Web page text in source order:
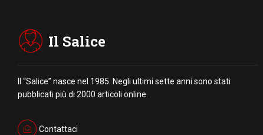
Il Salice
Il “Salice” nasce nel 1985. Negli ultimi sette anni sono stati
pubblicati più di 2000 articoli online.
Contattaci